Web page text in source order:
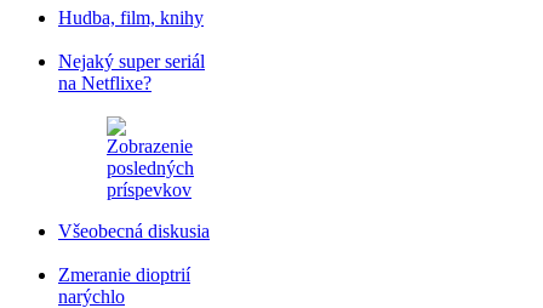
Hudba, film, knihy
Nejaký super seriál
na Netflixe?
Všeobecná diskusia
Zmeranie dioptrií
narýchlo